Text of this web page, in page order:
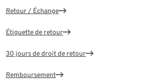
Retour / Échange
Étiquette de retour
30 jours de droit de retour
Remboursement